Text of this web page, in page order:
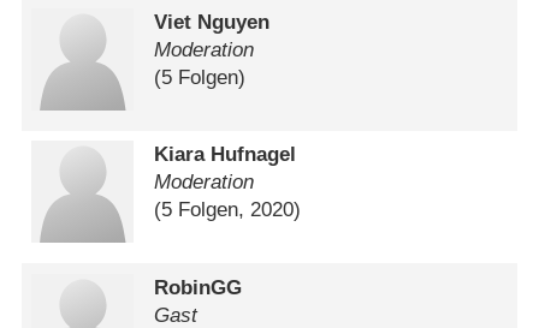
Viet Nguyen
Moderation
(5 Folgen)
Kiara Hufnagel
Moderation
(5 Folgen, 2020)
RobinGG
Gast